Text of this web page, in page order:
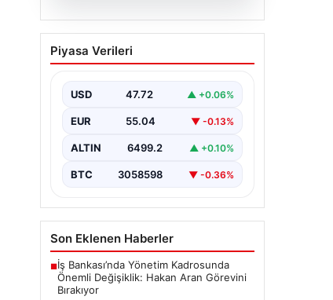
06.08.2026
TÜGVA’dan çocuklar için
meydan şenlikleri
Piyasa Verileri
USD 47.72 ▲ +0.06%
EUR 55.04 ▼ -0.13%
ALTIN 6499.2 ▲ +0.10%
BTC 3058598 ▼ -0.36%
Son Eklenen Haberler
■İş Bankası’nda Yönetim Kadrosunda
Önemli Değişiklik: Hakan Aran Görevini
Bırakıyor